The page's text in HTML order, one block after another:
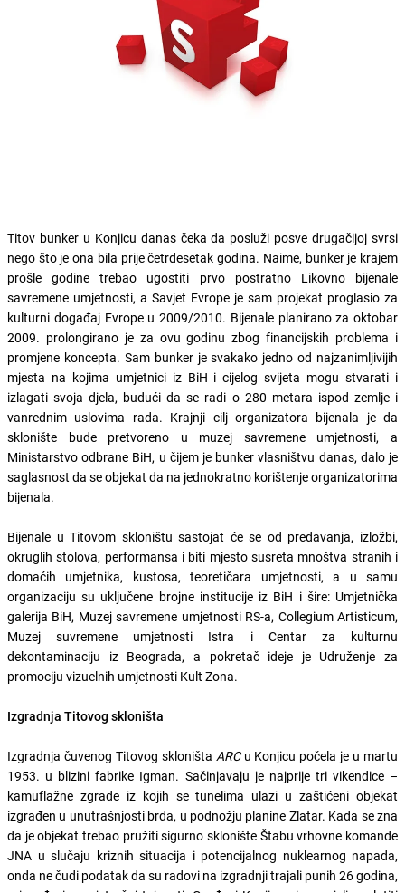
Titov bunker u Konjicu danas čeka da posluži posve drugačijoj svrsi
nego što je ona bila prije četrdesetak godina. Naime, bunker je krajem
prošle godine trebao ugostiti prvo postratno Likovno bijenale
savremene umjetnosti, a Savjet Evrope je sam projekat proglasio za
kulturni događaj Evrope u 2009/2010. Bijenale planirano za oktobar
2009. prolongirano je za ovu godinu zbog financijskih problema i
promjene koncepta. Sam bunker je svakako jedno od najzanimljivijih
mjesta na kojima umjetnici iz BiH i cijelog svijeta mogu stvarati i
izlagati svoja djela, budući da se radi o 280 metara ispod zemlje i
vanrednim uslovima rada. Krajnji cilj organizatora bijenala je da
sklonište bude pretvoreno u muzej savremene umjetnosti, a
Ministarstvo odbrane BiH, u čijem je bunker vlasništvu danas, dalo je
saglasnost da se objekat da na jednokratno korištenje organizatorima
bijenala.
Bijenale u Titovom skloništu sastojat će se od predavanja, izložbi,
okruglih stolova, performansa i biti mjesto susreta mnoštva stranih i
domaćih umjetnika, kustosa, teoretičara umjetnosti, a u samu
organizaciju su uključene brojne institucije iz BiH i šire: Umjetnička
galerija BiH, Muzej savremene umjetnosti RS-a, Collegium Artisticum,
Muzej suvremene umjetnosti Istra i Centar za kulturnu
dekontaminaciju iz Beograda, a pokretač ideje je Udruženje za
promociju vizuelnih umjetnosti Kult Zona.
Izgradnja Titovog skloništa
Izgradnja čuvenog Titovog skloništa ARCu Konjicu počela je u martu
1953. u blizini fabrike Igman. Sačinjavaju je najprije tri vikendice –
kamuflažne zgrade iz kojih se tunelima ulazi u zaštićeni objekat
izgrađen u unutrašnjosti brda, u podnožju planine Zlatar. Kada se zna
da je objekat trebao pružiti sigurno sklonište Štabu vrhovne komande
JNA u slučaju kriznih situacija i potencijalnog nuklearnog napada,
onda ne čudi podatak da su radovi na izgradnji trajali punih 26 godina,